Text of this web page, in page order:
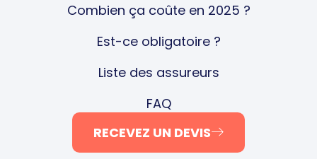
Combien ça coûte en 2025 ?
Est-ce obligatoire ?
Liste des assureurs
FAQ
RECEVEZ UN DEVIS